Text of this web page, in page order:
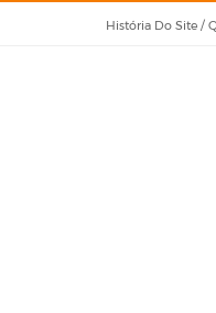
História Do Site /